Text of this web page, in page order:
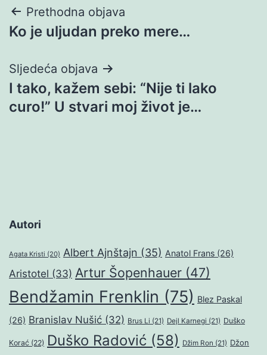
Navigacija
objava
Prethodna objava
Ko je uljudan preko mere…
Sljedeća objava
I tako, kažem sebi: “Nije ti lako
curo!” U stvari moj život je…
Autori
Agata Kristi (20) Albert Ajnštajn (35) Anatol Frans (26)
Aristotel (33) Artur Šopenhauer (47)
Bendžamin Frenklin (75) Blez Paskal
(26) Branislav Nušić (32) Brus Li (21) Dejl Karnegi (21) Duško
Korać (22) Duško Radović (58) Džim Ron (21) Džon